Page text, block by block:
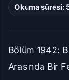
Okuma süresi:
Bölüm 1942:
Arasında Bir